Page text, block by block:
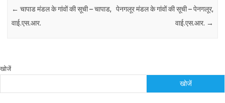
← चापाड मंडल के गांवों की सूची – चापाड,
वाई.एस.आर.
पेनगलूर मंडल के गांवों की सूची – पेनगलूर,
वाई.एस.आर. →
खोजें
खोजें